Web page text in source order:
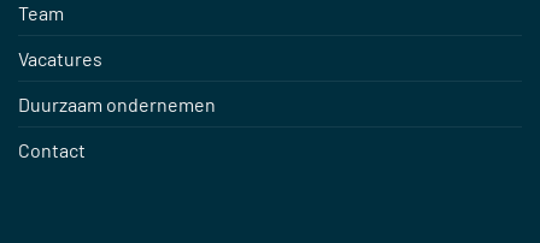
Team
Vacatures
Duurzaam ondernemen
Contact